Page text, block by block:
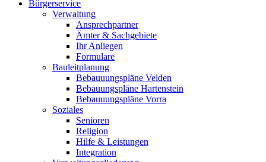
Bürgerservice
Verwaltung
Ansprechpartner
Ämter & Sachgebiete
Ihr Anliegen
Formulare
Bauleitplanung
Bebauuungspläne Velden
Bebauungspläne Hartenstein
Bebauuungspläne Vorra
Soziales
Senioren
Religion
Hilfe & Leistungen
Integration